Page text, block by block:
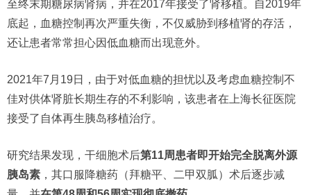
至终末期糖尿病肾病，并在2017年接受了肾移植。自2019年
底起，血糖控制再次严重失衡，不仅威胁到移植肾的存活，
还让患者常常担心因低血糖而出现意外。
2021年7月19日，由于对低血糖的担忧以及考虑血糖控制不
佳对供体肾脏长期生存的不利影响，该患者在上海长征医院
接受了自体再生胰岛移植治疗。
研究结果发现，干细胞术后第11周患者即开始完全脱离外源
胰岛素 ，其口服降糖药（拜糖平、二甲双胍）术后逐步减